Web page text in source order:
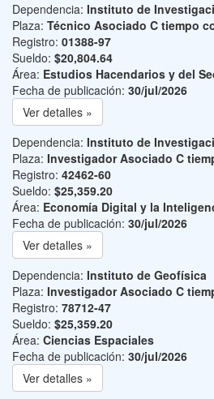
Dependencia: Instituto de
Plaza: Técnico Asociado C tiempo
Registro: 01388-97
Sueldo: $20,804.64
Área: Estudios Hacendarios y del
Fecha de publicación: 30/jul/2026
Ver detalles »
Dependencia: Instituto de
Plaza: Investigador Asociado C
Registro: 42462-60
Sueldo: $25,359.20
Área: Economía Digital y la
Fecha de publicación: 30/jul/2026
Ver detalles »
Dependencia: Instituto de Geofísica
Plaza: Investigador Asociado C
Registro: 78712-47
Sueldo: $25,359.20
Área: Ciencias Espaciales
Fecha de publicación: 30/jul/2026
Ver detalles »